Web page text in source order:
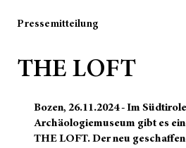
Pressemitteilung
THE LOFT
Bozen, 26.11.2024 - Im
Archäologiemuseum gibt es
THE LOFT. Der neu